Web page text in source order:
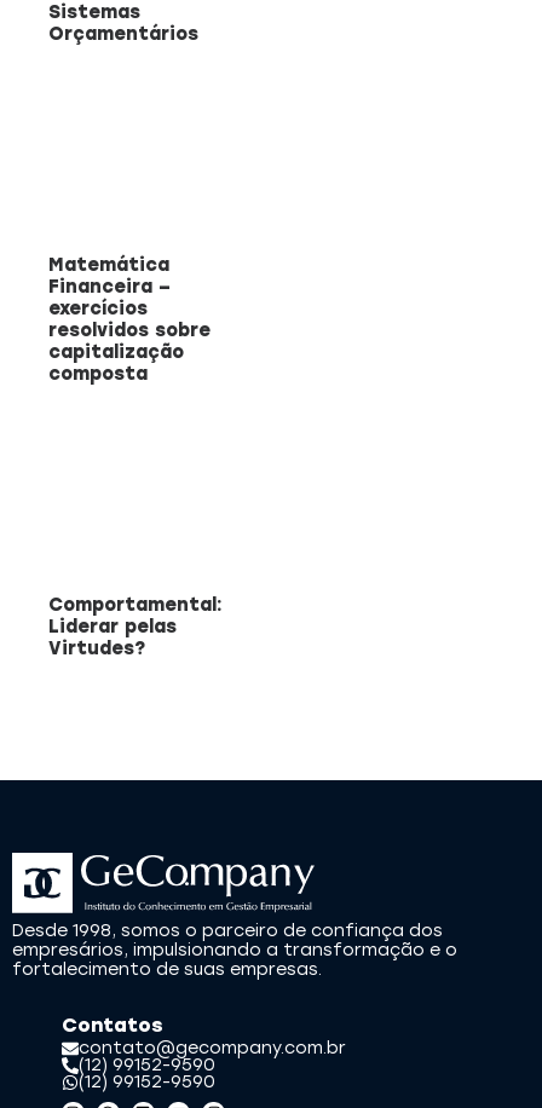
Sistemas
Orçamentários
Matemática
Financeira –
exercícios
resolvidos sobre
capitalização
composta
Comportamental:
Liderar pelas
Virtudes?
Desde 1998, somos o parceiro de confiança dos
empresários, impulsionando a transformação e o
fortalecimento de suas empresas.
Contatos
contato@gecompany.com.br
(12) 99152-9590
(12) 99152-9590